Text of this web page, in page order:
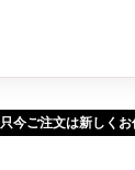
只今ご注文は新しく